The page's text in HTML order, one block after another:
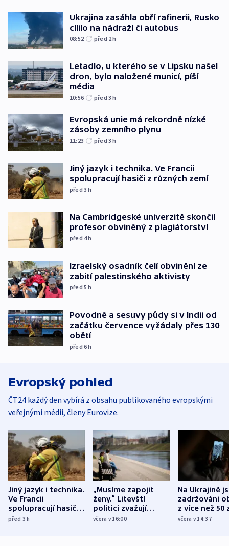
Ukrajina zasáhla obří rafinerii, Rusko
cílilo na nádraží či autobus
08:52 před 2h
Letadlo, u kterého se v Lipsku našel
dron, bylo naložené municí, píší
média
10:56 před 3h
Evropská unie má rekordně nízké
zásoby zemního plynu
11:23 před 3h
Jiný jazyk i technika. Ve Francii
spolupracují hasiči z různých zemí
před 3h
Na Cambridgeské univerzitě skončil
profesor obviněný z plagiátorství
před 4h
Izraelský osadník čelí obvinění ze
zabití palestinského aktivisty
před 5h
Povodně a sesuvy půdy si v Indii od
začátku července vyžádaly přes 130
obětí
před 6h
Evropský pohled
ČT24 každý den vybírá z obsahu publikovaného evropskými
veřejnými médii, členy Eurovize.
Jiný jazyk i technika.
Ve Francii
spolupracují hasiči z
různých zemí
před 3h
„Musíme zapojit
ženy.“ Litevští
politici zvažují
dohodu o
včera v 16:00
Na Ukrajině
zadržováni
z více než 50
Bojovali na
včera v 14:37